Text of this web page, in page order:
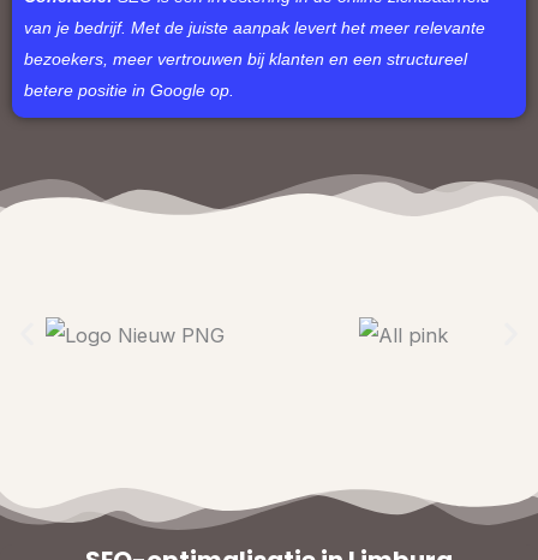
van je bedrijf. Met de juiste aanpak levert het meer relevante
bezoekers, meer vertrouwen bij klanten en een structureel
betere positie in Google op.